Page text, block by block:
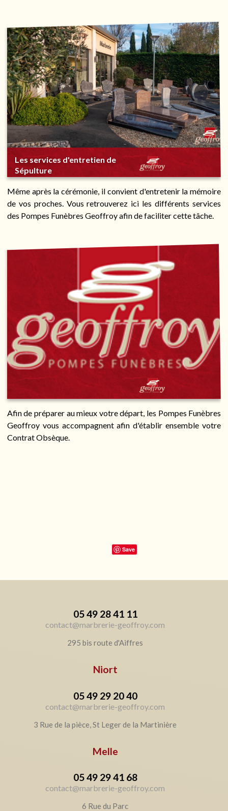
Les services d'entretien de
Sépulture
Même après la cérémonie, il convient d'entretenir la mémoire
de vos proches. Vous retrouverez ici les différents services
des Pompes Funèbres Geoffroy afin de faciliter cette tâche.
Afin de préparer au mieux votre départ, les Pompes Funèbres
Geoffroy vous accompagnent afin d'établir ensemble votre
Contrat Obsèque.
Save
05 49 28 41 11
contact@marbrerie-geoffroy.com
295 bis route d'Aiffres
Niort
05 49 29 20 40
contact@marbrerie-geoffroy.com
3 Rue de la pièce, St Leger de la Martinière
Melle
05 49 29 41 68
contact@marbrerie-geoffroy.com
6 Rue du Parc